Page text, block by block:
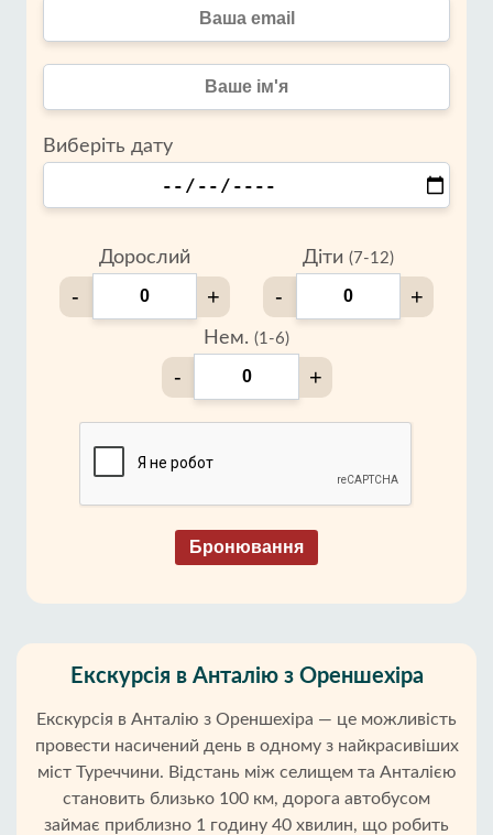
Виберіть дату
Дорослий
- +
Діти (7-12)
- +
Нем. (1-6)
- +
Бронювання
Екскурсія в Анталію з Ореншехіра
Екскурсія в Анталію з Ореншехіра — це можливість
провести насичений день в одному з найкрасивіших
міст Туреччини. Відстань між селищем та Анталією
становить близько 100 км, дорога автобусом
займає приблизно 1 годину 40 хвилин, що робить